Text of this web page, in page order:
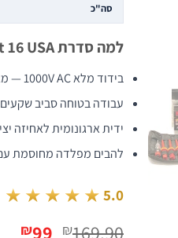
סה"כ
למה סדרת Project 16 USA?
בידוד מלא 1000V AC — מאושר
עבודה בטוחה סביב שקעים
ידית ארגונומית לאחיזה
להבים מפלדה מחוסמת
★★★★★ 5.0
₪169.90 המחיר
₪99